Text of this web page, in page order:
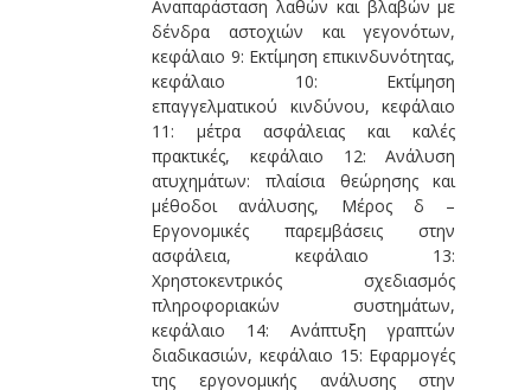
Αναπαράσταση λαθών και βλαβών με
δένδρα αστοχιών και γεγονότων,
κεφάλαιο 9: Εκτίμηση επικινδυνότητας,
κεφάλαιο 10: Εκτίμηση
επαγγελματικού κινδύνου, κεφάλαιο
11: μέτρα ασφάλειας και καλές
πρακτικές, κεφάλαιο 12: Ανάλυση
ατυχημάτων: πλαίσια θεώρησης και
μέθοδοι ανάλυσης, Μέρος δ –
Εργονομικές παρεμβάσεις στην
ασφάλεια, κεφάλαιο 13:
Χρηστοκεντρικός σχεδιασμός
πληροφοριακών συστημάτων,
κεφάλαιο 14: Ανάπτυξη γραπτών
διαδικασιών, κεφάλαιο 15: Εφαρμογές
της εργονομικής ανάλυσης στην